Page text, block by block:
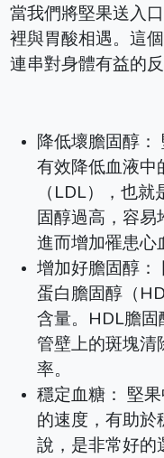
當我們將堅果送入
裡與胃酸相遇。這
連串對身體有益的反
降低壞膽固醇：
有效降低血液中
（LDL），也
固醇過高，容易
進而增加罹患心
增加好膽固醇：
蛋白膽固醇（
含量。HDL膽
管壁上的斑塊清
率。
穩定血糖： 堅
的速度，有助於
說，是非常好的